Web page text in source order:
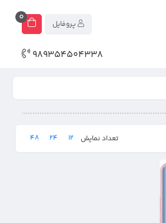
0
989354504338
تعداد نمایش 12
24
48